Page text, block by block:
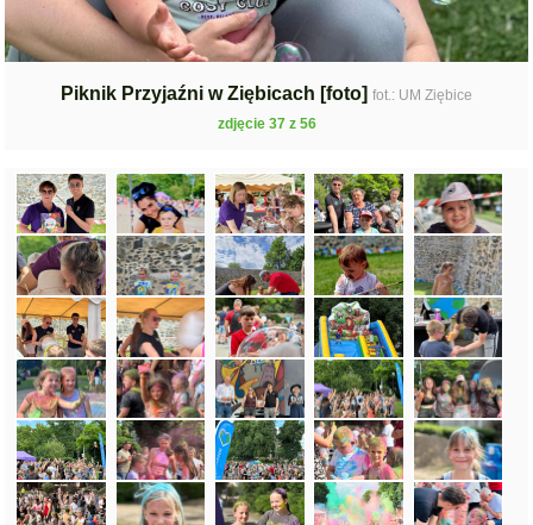
Piknik Przyjaźni w Ziębicach [foto] fot.: UM Ziębice
zdjęcie 37 z 56